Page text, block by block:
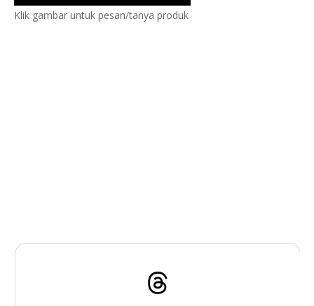
Klik gambar untuk pesan/tanya produk